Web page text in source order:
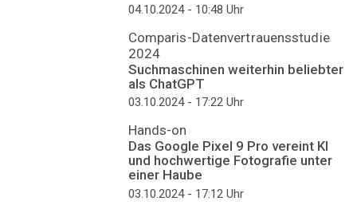
04.10.2024 - 10:48 Uhr
Comparis-Datenvertrauensstudie
2024
Suchmaschinen weiterhin beliebter
als ChatGPT
03.10.2024 - 17:22Uhr
Hands-on
Das Google Pixel 9 Pro vereint KI
und hochwertige Fotografie unter
einer Haube
03.10.2024 - 17:12Uhr